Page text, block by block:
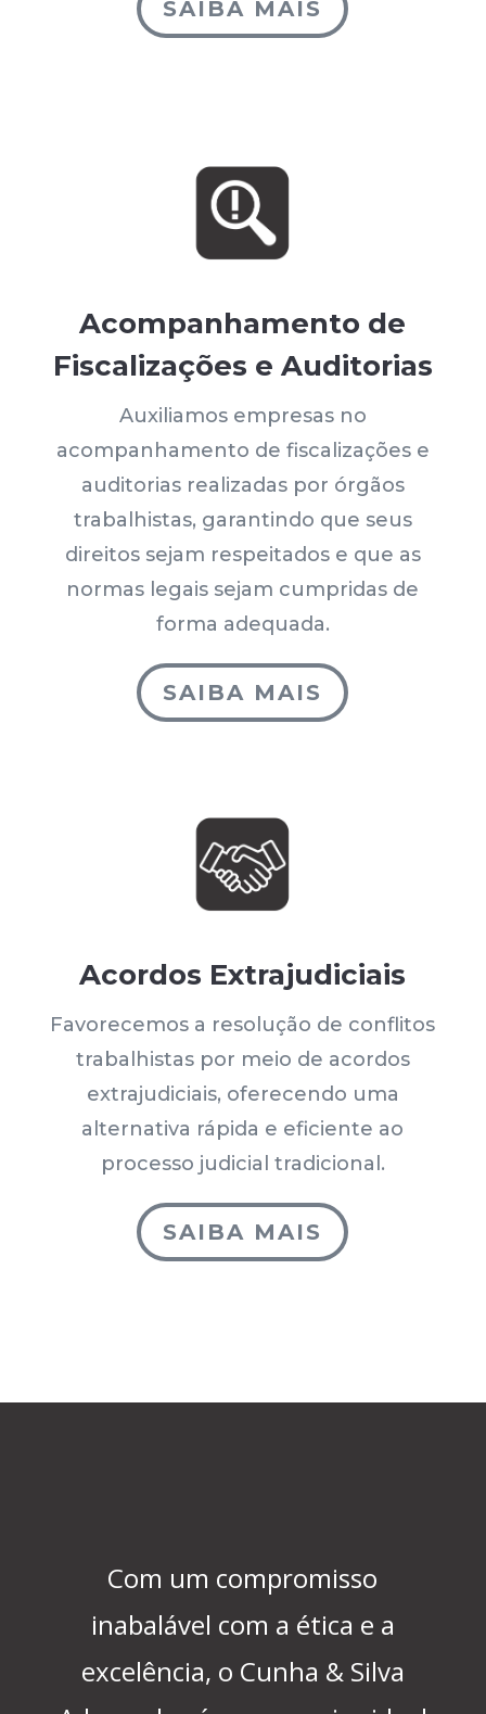
SAIBA MAIS
Acompanhamento de
Fiscalizações e Auditorias
Auxiliamos empresas no
acompanhamento de fiscalizações e
auditorias realizadas por órgãos
trabalhistas, garantindo que seus
direitos sejam respeitados e que as
normas legais sejam cumpridas de
forma adequada.
SAIBA MAIS
Acordos Extrajudiciais
Favorecemos a resolução de conflitos
trabalhistas por meio de acordos
extrajudiciais, oferecendo uma
alternativa rápida e eficiente ao
processo judicial tradicional.
SAIBA MAIS
Com um compromisso
inabalável com a ética e a
excelência, o Cunha & Silva